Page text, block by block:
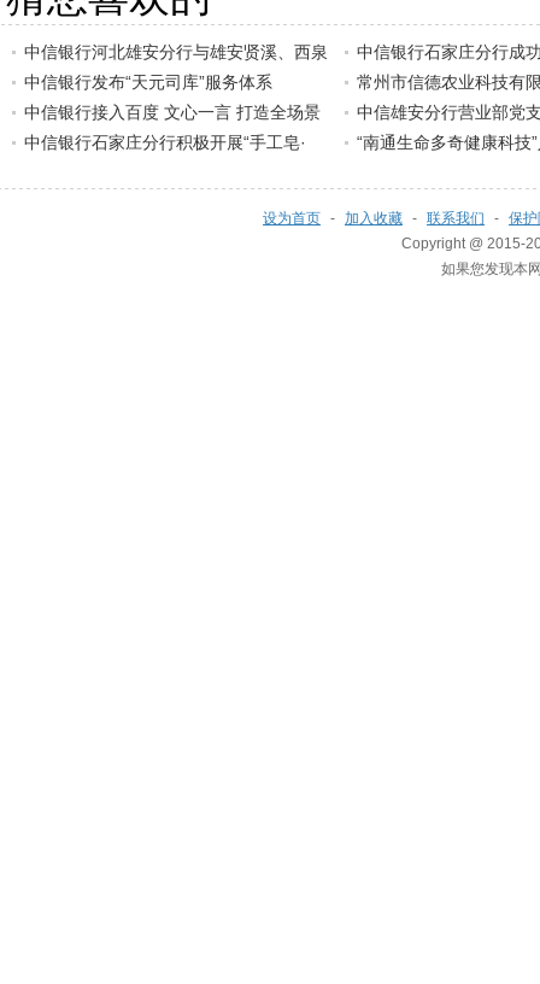
中信银行河北雄安分行与雄安贤溪、西泉
中信银行石家庄分行成
中信银行发布“天元司库”服务体系
常州市信德农业科技有
中信银行接入百度 文心一言 打造全场景
中信雄安分行营业部党
中信银行石家庄分行积极开展“手工皂·
“南通生命多奇健康科技
设为首页 - 加入收藏 - 联系我们 - 保
Copyright @ 2015-
如果您发现本